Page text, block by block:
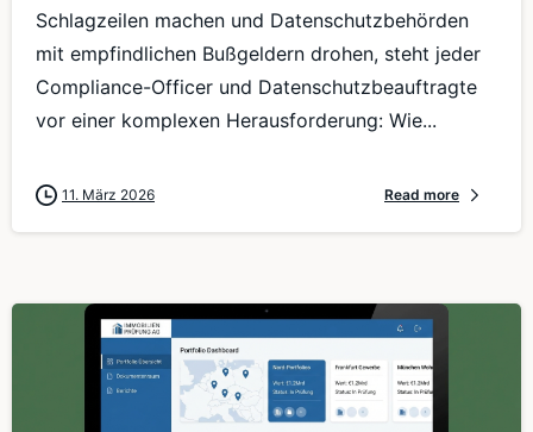
Schlagzeilen machen und Datenschutzbehörden
mit empfindlichen Bußgeldern drohen, steht jeder
Compliance-Officer und Datenschutzbeauftragte
vor einer komplexen Herausforderung: Wie...
11. März 2026 Read more